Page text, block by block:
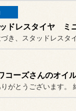
ーズさんのオ